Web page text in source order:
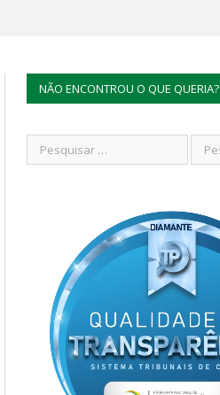
NÃO ENCONTROU O QUE QUERIA?